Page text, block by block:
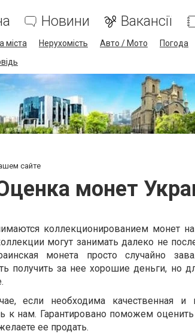
Новини Вакансії
міста Нерухомість Авто / Мото Погода
сайте
монет
коллекционированием монет
могут занимать далеко не
монета просто случайно
получить за нее хорошие деньги, но
если необходима качественная и
к нам. Гарантировано поможем
ее продать.